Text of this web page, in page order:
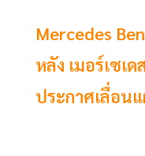
Mercedes
หลัง เมอร์เซเ
ประกาศเลื่อน